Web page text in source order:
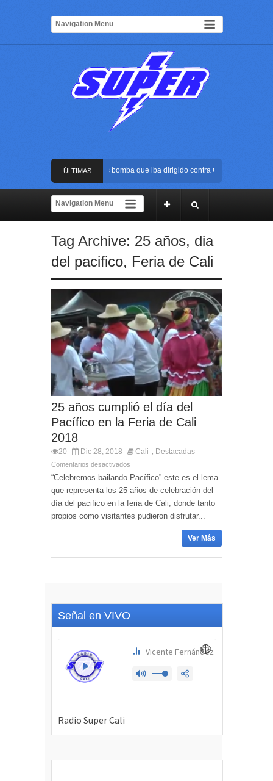
ÚLTIMAS
NOTICIAS
Frustran atentado con bus bomba que iba dirigido contra Cali durante la
La Arena USC será el escenario de la posesión presidencial de Abelardo de
Rápida reacción policial evitó que presunto agresor escapara tras atacar a
Frustran atentado con bus bomba que iba dirigido contra Cali durante la
Tag Archive: 25 años, dia
del pacifico, Feria de Cali
25 años cumplió el día del
Pacífico en la Feria de Cali
2018
20 Dic 28, 2018 Cali Destacadas
Comentarios desactivados
“Celebremos bailando Pacífico” este es el lema
que representa los 25 años de celebración del
día del pacifico en la feria de Cali, donde tanto
propios como visitantes pudieron disfrutar...
Ver Más
Señal en VIVO